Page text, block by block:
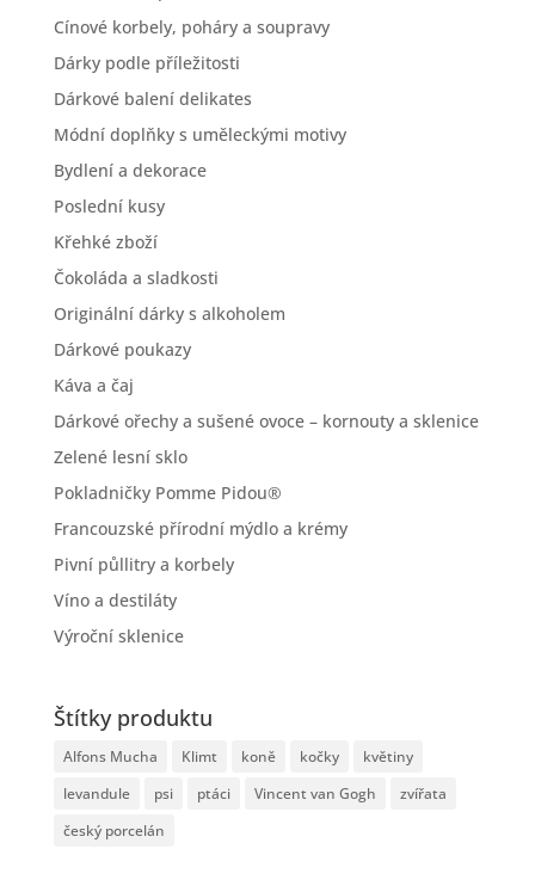
Cínové korbely, poháry a soupravy
Dárky podle příležitosti
Dárkové balení delikates
Módní doplňky s uměleckými motivy
Bydlení a dekorace
Poslední kusy
Křehké zboží
Čokoláda a sladkosti
Originální dárky s alkoholem
Dárkové poukazy
Káva a čaj
Dárkové ořechy a sušené ovoce – kornouty a sklenice
Zelené lesní sklo
Pokladničky Pomme Pidou®
Francouzské přírodní mýdlo a krémy
Pivní půllitry a korbely
Víno a destiláty
Výroční sklenice
Štítky produktu
Alfons Mucha Klimt koně kočky
květiny
levandule
psi ptáci Vincent van Gogh
zvířata
český porcelán